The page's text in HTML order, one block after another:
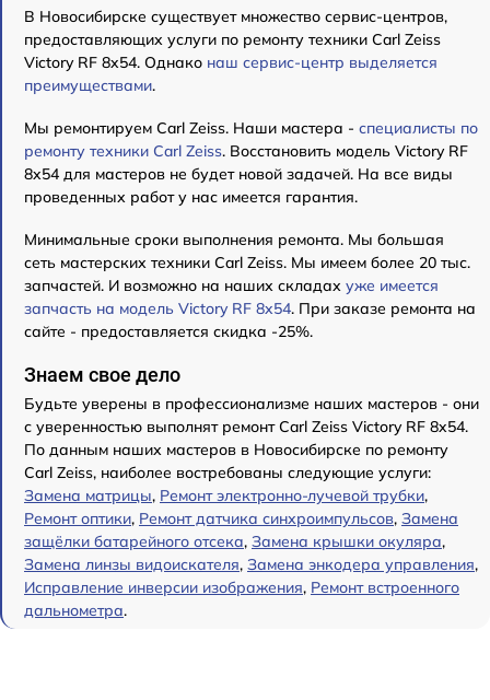
В Новосибирске существует множество сервис-центров,
предоставляющих услуги по ремонту техники Carl Zeiss
Victory RF 8x54. Однако наш сервис-центр выделяется
преимуществами.
Мы ремонтируем Carl Zeiss. Наши мастера - специалисты по
ремонту техники Carl Zeiss. Восстановить модель Victory RF
8x54 для мастеров не будет новой задачей. На все виды
проведенных работ у нас имеется гарантия.
Минимальные сроки выполнения ремонта. Мы большая
сеть мастерских техники Carl Zeiss. Мы имеем более 20 тыс.
запчастей. И возможно на наших складах уже имеется
запчасть на модель Victory RF 8x54. При заказе ремонта на
сайте - предоставляется скидка -25%.
Знаем свое дело
Будьте уверены в профессионализме наших мастеров - они
с уверенностью выполнят ремонт Carl Zeiss Victory RF 8x54.
По данным наших мастеров в Новосибирске по ремонту
Carl Zeiss, наиболее востребованы следующие услуги:
Замена матрицы, Ремонт электронно-лучевой трубки,
Ремонт оптики, Ремонт датчика синхроимпульсов, Замена
защёлки батарейного отсека, Замена крышки окуляра,
Замена линзы видоискателя, Замена энкодера управления,
Исправление инверсии изображения, Ремонт встроенного
дальнометра.